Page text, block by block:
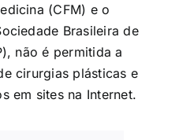
(CFM) e o
Brasileira de
não é permitida a
cirurgias plásticas e
em sites na Internet.